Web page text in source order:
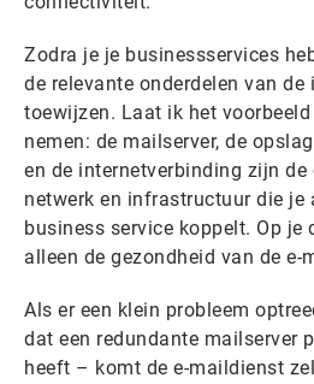
Zodra je je businessservices
de relevante onderdelen van
toewijzen. Laat ik het
nemen: de mailserver, de
en de internetverbinding zijn de
netwerk en infrastructuur die je
business service koppelt. Op je
alleen de gezondheid van de e-
Als er een klein probleem
dat een redundante mailserver
heeft – komt de e-maildienst